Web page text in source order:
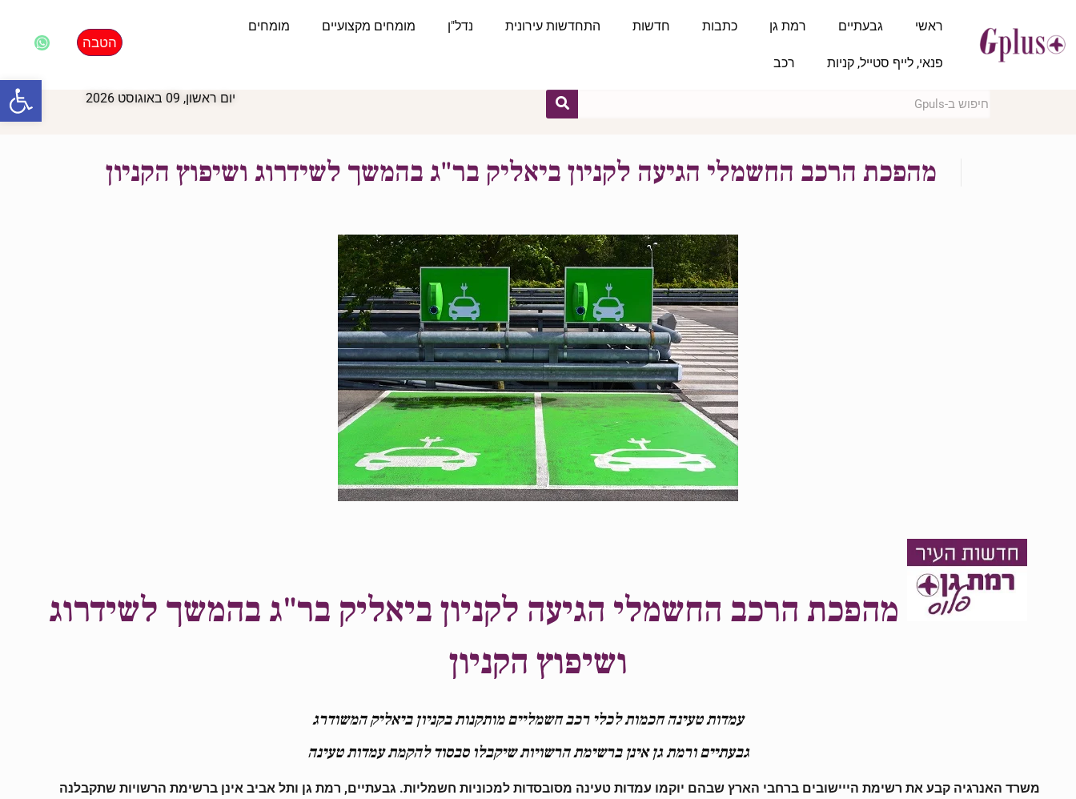
ראשי גבעתיים רמת גן כתבות חדשות התחדשות עירונית נדל"ן מומחים מקצועיים מומחים
פנאי, לייף סטייל, קניות רכב
הטבה
יום ראשון, 09 באוגוסט 2026
מהפכת הרכב החשמלי הגיעה לקניון ביאליק בר"ג בהמשך לשידרוג ושיפוץ הקניון
מהפכת הרכב החשמלי הגיעה לקניון ביאליק בר"ג בהמשך לשידרוג
ושיפוץ הקניון
עמדות טעינה חכמות לכלי רכב חשמליים מותקנות בקניון ביאליק המשודרג
גבעתיים ורמת גן אינן ברשימת הרשויות שיקבלו סבסוד להקמת עמדות טעינה
משרד האנרגיה קבע את רשימת הייישובים ברחבי הארץ שבהם יוקמו עמדות טעינה מסובסדות למכוניות חשמליות. גבעתיים, רמת גן ותל אביב אינן ברשימת הרשויות שתקבלנה
פתח